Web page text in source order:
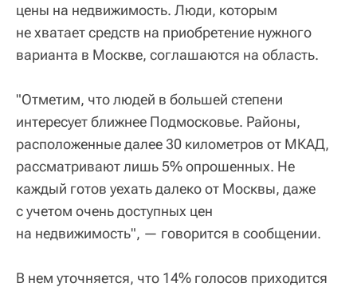
цены на недвижимость. Люди, которым
не хватает средств на приобретение нужного
варианта в Москве, соглашаются на область.
"Отметим, что людей в большей степени
интересует ближнее Подмосковье. Районы,
расположенные далее 30 километров от МКАД,
рассматривают лишь 5% опрошенных. Не
каждый готов уехать далеко от Москвы, даже
с учетом очень доступных цен
на недвижимость", — говорится в сообщении.
В нем уточняется, что 14% голосов приходится